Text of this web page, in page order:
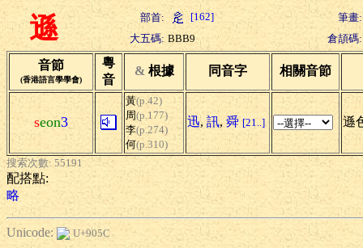
遜 部首: [162]
筆畫:
大五碼: BBB9 倉頡碼:
音節
(香港語言學學會)
粵
音
& 根據 同音字 相關音節
seon3
黃(p.42)
周(p.177)
李(p.274)
何(p.310)
迅, 訊, 舜 [21..] 遜
搜索次數: 55191
配搭點:
略
Unicode:
U+905C